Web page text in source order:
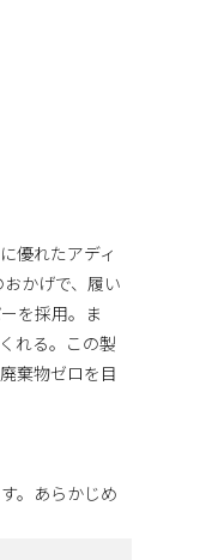
優れたアディ
かげで、履い
を採用。ま
れる。この製
棄物ゼロを目
。あらかじめ